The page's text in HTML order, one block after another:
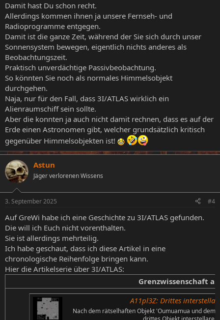
Damit hast Du schon recht.
Allerdings kommen ihnen ja unsere Fernseh- und
Radioprogramme entgegen.
Damit ist die ganze Zeit, während der Sie sich durch unser
Sonnensystem bewegen, eigentlich nichts anderes als
Beobachtungszeit.
Praktisch unverdächtige Passivbeobachtung.
So könnten Sie noch als normales Himmelsobjekt
durchgehen.
Naja, nur für den Fall, dass 3I/ATLAS wirklich ein
Alienraumschiff sein sollte.
Aber die konnten ja auch nicht damit rechnen, dass es auf der
Erde einen Astronomen gibt, welcher grundsätzlich kritisch
gegenüber Himmelsobjekten ist!
Astun
Jäger verlorenen Wissens
3. September 2025 #4
Auf GreWi habe ich eine Geschichte zu 3I/ATLAS gefunden.
Die will ich Euch nicht vorenthalten.
Sie ist allerdings mehrteilig.
Ich habe geschaut, dass ich diese Artikel in eine
chronologische Reihenfolge bringen kann.
Hier die Artikelserie über 3I/ATLAS:
Grenzwissenschaft
A11pl3Z: Drittes
Nach dem rätselhaften Objekt 'Oumuamua und dem